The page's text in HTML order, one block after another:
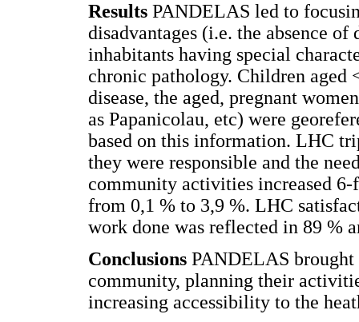
Results PANDELAS led to
disadvantages (i.e. the absence
inhabitants having special
chronic pathology. Children aged
disease, the aged, pregnant
as Papanicolau, etc) were
based on this information. LHC
they were responsible and the
community activities increased
from 0,1 % to 3,9 %. LHC
work done was reflected in 89 %
Conclusions PANDELAS
community, planning their
increasing accessibility to the